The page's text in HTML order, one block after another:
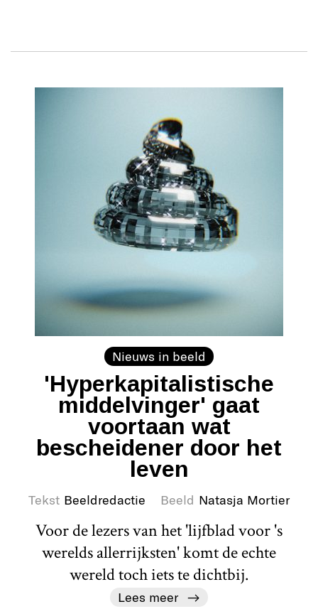
Nieuws in beeld
'Hyperkapitalistische
middelvinger' gaat
voortaan wat
bescheidener door het
leven
Tekst Beeldredactie Beeld Natasja Mortier
Voor de lezers van het 'lijfblad voor 's
werelds allerrijksten' komt de echte
wereld toch iets te dichtbij.
Lees meer